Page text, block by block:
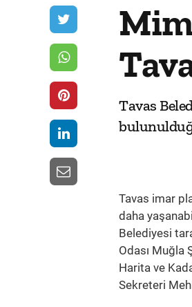
Tavas
Tavas imar
daha
Belediyesi
Odası Muğla
Harita ve
Sekreteri